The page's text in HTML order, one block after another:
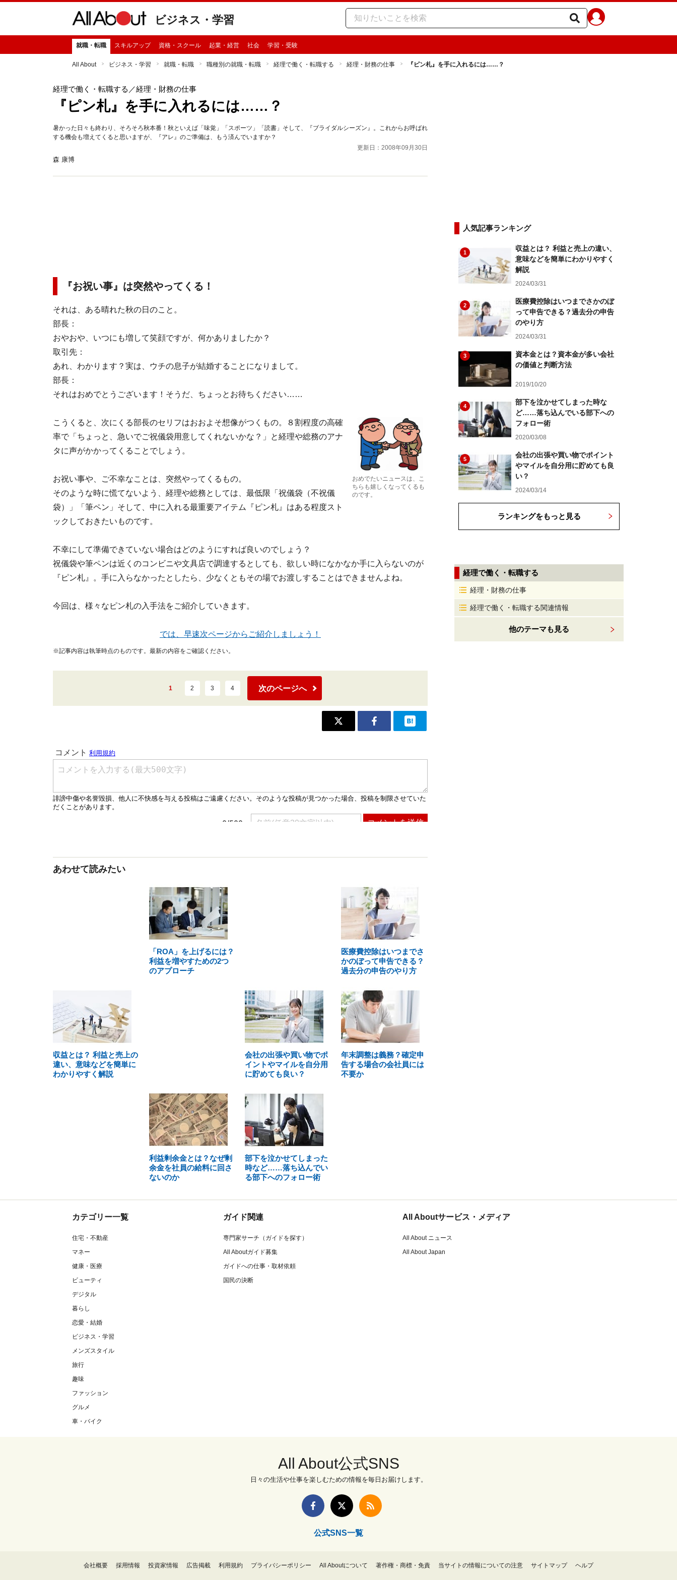
ビジネス・学習
就職・転職 スキルアップ 資格・スクール 起業・経営 社会 学習・受験
All About ビジネス・学習 就職・転職 職種別の就職・転職 経理で働く・転職する 経理・財務の仕事 『ピン札』を手に入れるには……？
経理で働く・転職する ／経理・財務の仕事
『ピン札』を手に入れるには……？
暑かった日々も終わり、そろそろ秋本番！秋といえば「味覚」「スポーツ」「読書」そして、『ブライダルシーズン』。これからお呼ばれ
する機会も増えてくると思いますが、『アレ』のご準備は、もう済んでいますか？
更新日：2008年09月30日
森 康博
『お祝い事』は突然やってくる！
それは、ある晴れた秋の日のこと。
部長：
おやおや、いつにも増して笑顔ですが、何かありましたか？
取引先：
あれ、わかります？実は、ウチの息子が結婚することになりまして。
部長：
それはおめでとうございます！そうだ、ちょっとお待ちください……
おめでたいニュースは、こ
ちらも嬉しくなってくるも
のです。
こうくると、次にくる部長のセリフはおおよそ想像がつくもの。８割程度の高確
率で「ちょっと、急いでご祝儀袋用意してくれないかな？」と経理や総務のアナ
タに声がかかってくることでしょう。
お祝い事や、ご不幸なことは、突然やってくるもの。
そのような時に慌てないよう、経理や総務としては、最低限「祝儀袋（不祝儀
袋）」「筆ペン」そして、中に入れる最重要アイテム
『ピン札』 はある程度スト
ックしておきたいものです。
不幸にして準備できていない場合はどのようにすれば良いのでしょう？
祝儀袋や筆ペンは近くのコンビニや文具店で調達するとしても、欲しい時になかなか手に入らないのが
『ピン札』。手に入らなかったとしたら、少なくともその場でお渡しすることはできませんよね。
今回は、様々なピン札の入手法をご紹介していきます。
では、早速次ページからご紹介しましょう！
※記事内容は執筆時点のものです。最新の内容をご確認ください。
1 2 3 4 次のページへ
あわせて読みたい
「ROA」を上げるには？
利益を増やすための2つ
のアプローチ
医療費控除はいつまでさ
かのぼって申告できる？
過去分の申告のやり方
収益とは？ 利益と売上の
違い、意味などを簡単に
わかりやすく解説
会社の出張や買い物でポ
イントやマイルを自分用
に貯めても良い？
年末調整は義務？確定申
告する場合の会社員には
不要か
利益剰余金とは？なぜ剰
余金を社員の給料に回さ
ないのか
部下を泣かせてしまった
時など……落ち込んでい
る部下へのフォロー術
人気記事ランキング
1
収益とは？ 利益と売上の違い、
意味などを簡単にわかりやすく
解説
2024/03/31
2
医療費控除はいつまでさかのぼ
って申告できる？過去分の申告
のやり方
2024/03/31
3
資本金とは？資本金が多い会社
の価値と判断方法
2019/10/20
4
部下を泣かせてしまった時な
ど……落ち込んでいる部下への
フォロー術
2020/03/08
5
会社の出張や買い物でポイント
やマイルを自分用に貯めても良
い？
2024/03/14
ランキングをもっと見る
経理で働く・転職する
経理・財務の仕事
経理で働く・転職する関連情報
他のテーマも見る
カテゴリー一覧
住宅・不動産
マネー
健康・医療
ビューティ
デジタル
暮らし
恋愛・結婚
ビジネス・学習
メンズスタイル
旅行
趣味
ファッション
グルメ
車・バイク
ガイド関連
専門家サーチ（ガイドを探す）
All Aboutガイド募集
ガイドへの仕事・取材依頼
国民の決断
All Aboutサービス・メディア
All About ニュース
All About Japan
All About公式SNS
日々の生活や仕事を楽しむための情報を毎日お届けします。
公式SNS一覧
会社概要 採用情報 投資家情報 広告掲載 利用規約 プライバシーポリシー All Aboutについて 著作権・商標・免責 当サイトの情報についての注意 サイトマップ ヘルプ